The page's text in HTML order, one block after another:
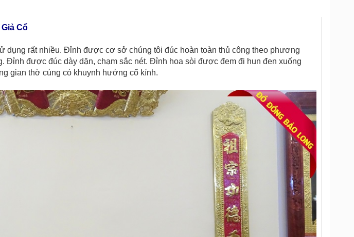
Cổ
dụng rất nhiều. Đỉnh được cơ sở chúng tôi đúc hoàn toàn thủ công theo phương
Đỉnh được đúc dày dặn, chạm sắc nét. Đỉnh hoa sòi được đem đi hun đen xuống
gian thờ cúng có khuynh hướng cổ kính.